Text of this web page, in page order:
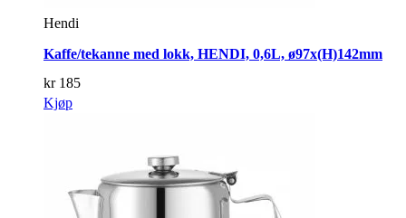
Hendi
Kaffe/tekanne med lokk, HENDI, 0,6L, ø97x(H)142mm
kr185
Kjøp